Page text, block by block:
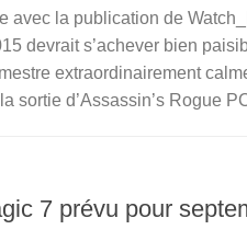
avec la publication de
devrait s’achever bien
extraordinairement
sortie d’Assassin’s Rogue
7 prévu pour